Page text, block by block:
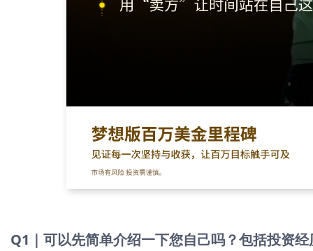
Q1｜可以先简单介绍一下您自己吗？包括投资